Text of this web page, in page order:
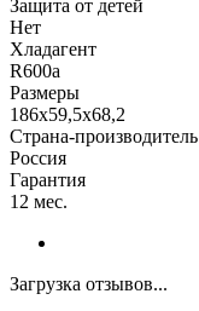
Защита от детей
Нет
Хладагент
R600a
Размеры
186х59,5х68,2
Страна-производитель
Россия
Гарантия
12 мес.
Загрузка отзывов...